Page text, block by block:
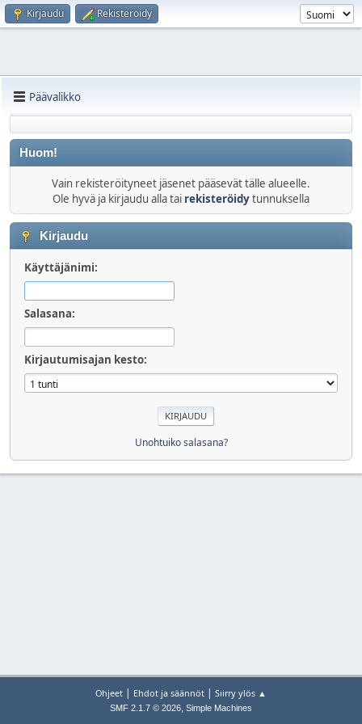
Kirjaudu Rekisteröidy
Päävalikko
Huom!
Vain rekisteröityneet jäsenet pääsevät tälle alueelle.
Ole hyvä ja kirjaudu alla tai rekisteröidytunnuksella
Kirjaudu
Käyttäjänimi:
Salasana:
Kirjautumisajan kesto:
Unohtuiko salasana?
Ohjeet | Ehdot ja säännöt | Siirry ylös ▲
SMF 2.1.7 © 2026, Simple Machines